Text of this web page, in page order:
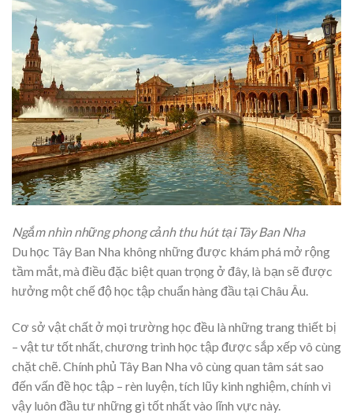
Ngắm nhìn những phong cảnh thu hút tại Tây Ban Nha
Du học Tây Ban Nha không những được khám phá mở rộng
tầm mắt, mà điều đặc biệt quan trọng ở đây, là bạn sẽ được
hưởng một chế độ học tập chuẩn hàng đầu tại Châu Âu.
Cơ sở vật chất ở mọi trường học đều là những trang thiết bị
– vật tư tốt nhất, chương trình học tập được sắp xếp vô cùng
chặt chẽ. Chính phủ Tây Ban Nha vô cùng quan tâm sát sao
đến vấn đề học tập – rèn luyện, tích lũy kinh nghiệm, chính vì
vậy luôn đầu tư những gì tốt nhất vào lĩnh vực này.